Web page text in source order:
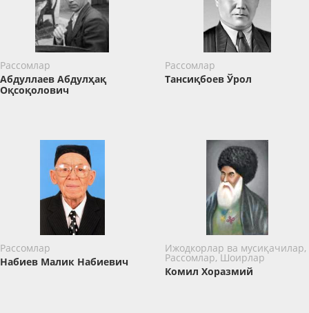
Рассомлар
Абдуллаев Абдулҳақ
Оқсоқолович
Рассомлар
Тансиқбоев Ўрол
Рассомлар
Набиев Малик Набиевич
Ижодкорлар ва мусиқачилар,
Рассомлар, Шоирлар
Комил Хоразмий